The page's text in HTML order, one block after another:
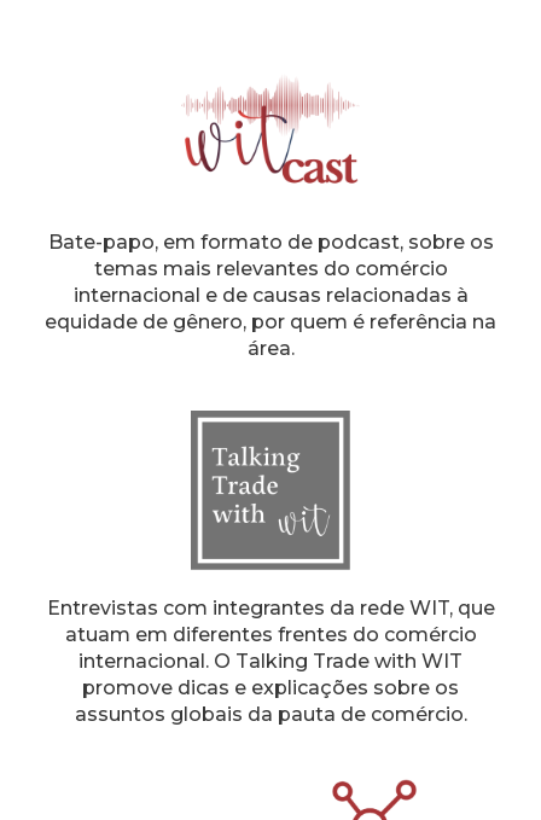
Bate-papo, em formato de podcast, sobre os
temas mais relevantes do comércio
internacional e de causas relacionadas à
equidade de gênero, por quem é referência na
área.
Entrevistas com integrantes da rede WIT, que
atuam em diferentes frentes do comércio
internacional. O Talking Trade with WIT
promove dicas e explicações sobre os
assuntos globais da pauta de comércio.